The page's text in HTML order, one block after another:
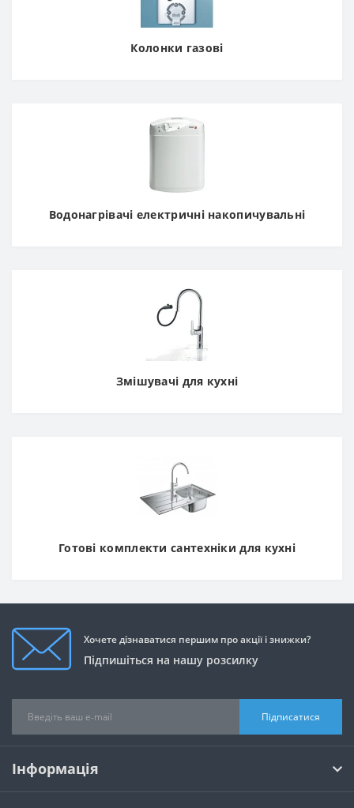
Колонки газові
Водонагрівачі електричні накопичувальні
Змішувачі для кухні
Готові комплекти сантехніки для кухні
Хочете дізнаватися першим про акції і знижки?
Підпишіться на нашу розсилку
Підписатися
Інформація